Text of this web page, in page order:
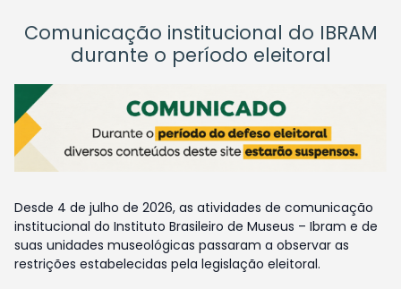
Comunicação institucional do IBRAM
durante o período eleitoral
Desde 4 de julho de 2026, as atividades de comunicação
institucional do Instituto Brasileiro de Museus – Ibram e de
suas unidades museológicas passaram a observar as
restrições estabelecidas pela legislação eleitoral.